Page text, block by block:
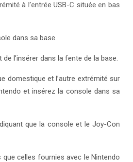
à l’entrée USB-C située en bas
dans sa base.
l’insérer dans la fente de la base.
domestique et l’autre extrémité sur
et insérez la console dans sa
que la console et le Joy-Con
celles fournies avec le Nintendo